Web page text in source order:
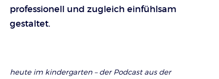
professionell und zugleich einfühlsam
gestaltet.
heute im kindergarten – der Podcast aus der